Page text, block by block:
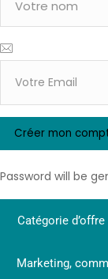
Password will be
Catégorie d’offre
Marketing,